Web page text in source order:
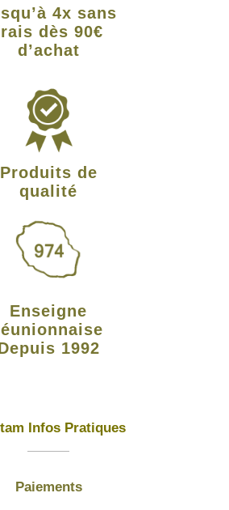
4x sans
dès 90€
d’achat
Produits de
qualité
Enseigne
1992
Infos Pratiques
Paiements